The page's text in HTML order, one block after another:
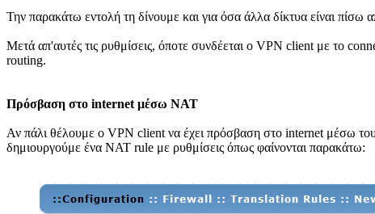
Την παρακάτω εντολή τη δίνουμε και για όσα άλλα δίκτυα είναι πίσω
Μετά απ'αυτές τις ρυθμίσεις, όποτε συνδέεται ο VPN client με το
routing.
Πρόσβαση στο internet μέσω NAT
Αν πάλι θέλουμε ο VPN client να έχει πρόσβαση στο internet μέσω
δημιουργούμε ένα ΝΑΤ rule με ρυθμίσεις όπως φαίνονται παρακάτω: